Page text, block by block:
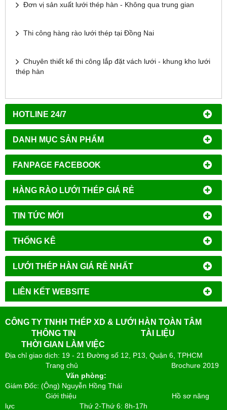
HOTLINE 24/7
DANH MỤC SẢN PHẨM
FANPAGE FACEBOOK
HÀNG RÀO LƯỚI THÉP GIÁ RẺ
TIN TỨC MỚI
THỐNG KÊ
LƯỚI THÉP HÀN GIÁ RẺ NHẤT
LIÊN KẾT WEBSITE
Đơn vị sản xuất lưới thép hàn - Không qua trung gian
Thi công hàng rào lưới thép tại Đồng Nai
Chuyên thiết kế thi công lắp đặt vách lưới - khung kho lưới
thép hàn
CÔNG TY TNHH THÉP XD & LƯỚI HÀN TOÀN TÂM
THÔNG TIN
TÀI LIỆU
THỜI GIAN LÀM VIỆC
Địa chỉ giao dịch: 19 - 21 Đường số 12, P13, Quận 6, TPHCM
Trang chủ
Brochure 2019
Văn phòng:
Giám Đốc: (Ông) Nguyễn Hồng Thái
Giới thiệu
Hồ sơ năng
lực
Thứ 2-Thứ 6: 8h-17h